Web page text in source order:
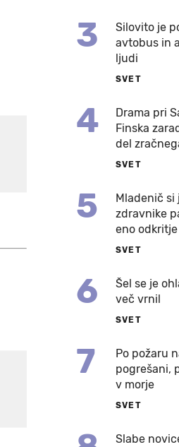
3
Silovito je
avtobus in
ljudi
SVET
4
Drama pri
Finska
del
SVET
5
Mladenič si
zdravnike
eno odkritje
SVET
6
Šel se je
več vrnil
SVET
7
Po požaru
pogrešani,
v morje
SVET
Slabe